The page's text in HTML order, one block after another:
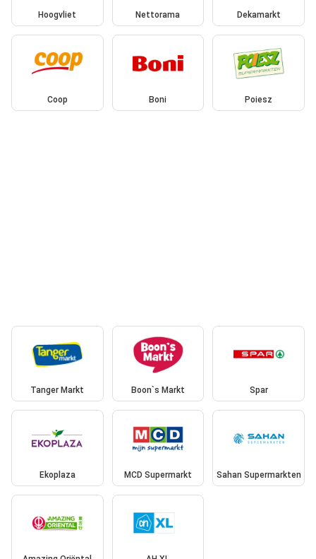
Hoogvliet Nettorama Dekamarkt
Coop Boni Poiesz
Tanger Markt Boon`s Markt Spar
Ekoplaza MCD Supermarkt Sahan Supermarkten